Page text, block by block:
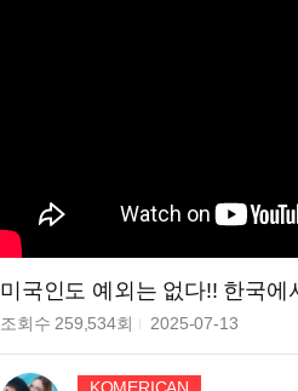
미국인도 예외는 없다!! 한국에
조회수 259,534회 2025-07-13